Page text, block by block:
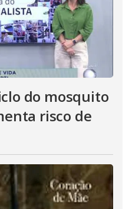
do mosquito
risco de